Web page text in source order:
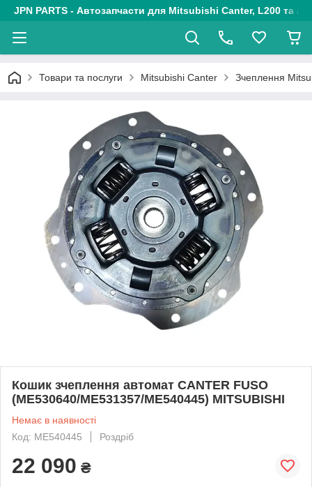
JPN PARTS - Автозапчасти для Mitsubishi Canter, L200 та
Товари та послуги Mitsubishi Canter Зчеплення
Кошик зчеплення автомат CANTER FUSO
(ME530640/ME531357/ME540445) MITSUBISHI
Немає в наявності
Код: ME540445
Роздріб
22 090 ₴